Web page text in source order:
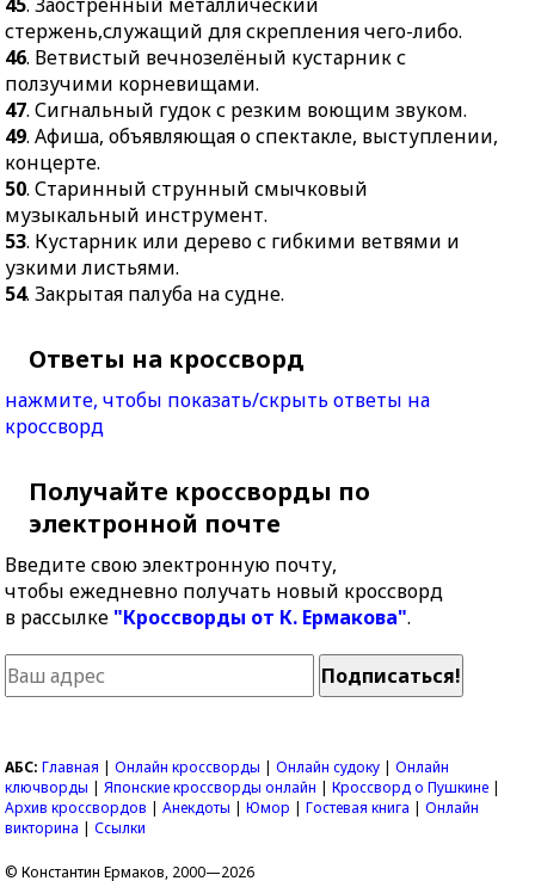
стержень,служащий для скрепления чего-либо.
46. Ветвистый вечнозелёный кустарник с
ползучими корневищами.
47. Сигнальный гудок с резким воющим звуком.
49. Афиша, объявляющая о спектакле, выступлении,
концерте.
50. Старинный струнный смычковый
музыкальный инструмент.
53. Кустарник или дерево с гибкими ветвями и
узкими листьями.
54. Закрытая палуба на судне.
Ответы на кроссворд
нажмите, чтобы показать/скрыть ответы на
кроссворд
Получайте кроссворды по
электронной почте
Введите свою электронную почту,
чтобы ежедневно получать новый кроссворд
в рассылке "Кроссворды от К. Ермакова".
АБС: Главная |Онлайн кроссворды |Онлайн судоку |Онлайн
ключворды |Японские кроссворды онлайн |Кроссворд о Пушкине |
Архив кроссвордов |Анекдоты |Юмор |Гостевая книга |Онлайн
викторина |Ссылки
© Константин Ермаков, 2000—2026